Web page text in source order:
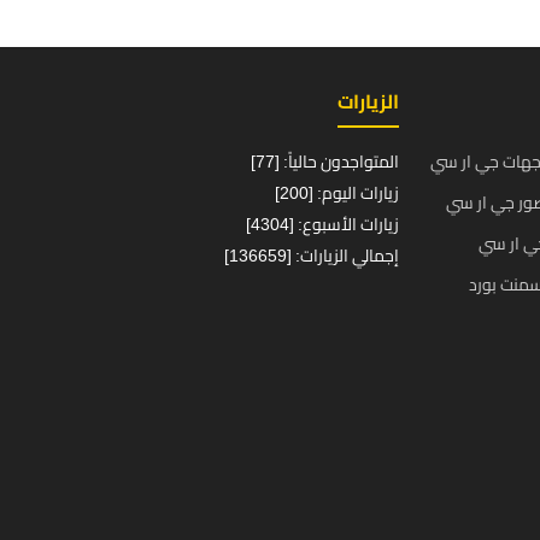
جي ار سي
جي ار سي
ار سي
بورد
الزيارات
المتواجدون حالياً: [77]
زيارات اليوم: [200]
زيارات الأسبوع: [4304]
إجمالي الزيارات: [136659]